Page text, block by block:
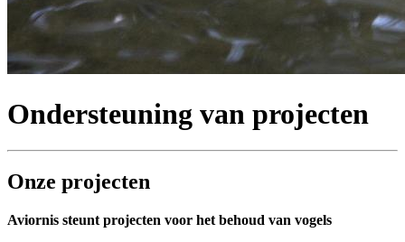
Ondersteuning van projecten
Onze projecten
Aviornis steunt projecten voor het behoud van vogels